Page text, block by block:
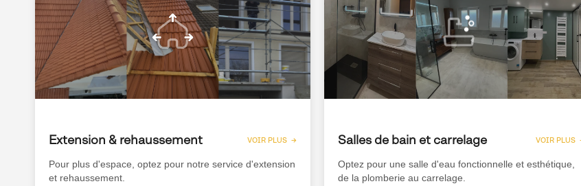
Extension & rehaussement VOIR PLUS →
Pour plus d'espace, optez pour notre service d'extension
et rehaussement.
Salles de bain et carrelage VOIR PLUS
Optez pour une salle d'eau fonctionnelle et esthétique,
de la plomberie au carrelage.